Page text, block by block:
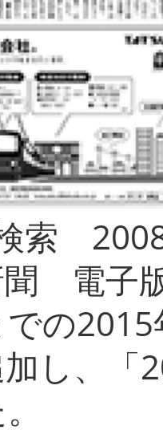
索
電子
の
加し、「
し